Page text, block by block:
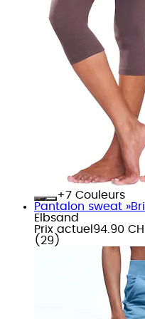
+
Couleurs
Pantalon sweat
Elbsand
Prix actuel 94.90
( 29 )